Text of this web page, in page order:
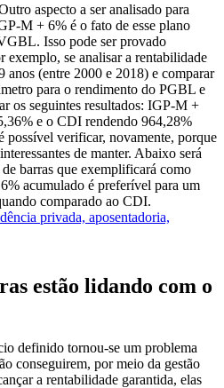
aspecto a ser analisado para
M + 6% é o fato de esse plano
Isso pode ser provado
exemplo, se analisar a rentabilidade
(entre 2000 e 2018) e comparar
para o rendimento do PGBL e
os seguintes resultados: IGP-M +
e o CDI rendendo 964,28%
possível verificar, novamente, porque
de manter. Abaixo será
barras que exemplificará como
acumulado é preferível para um
comparado ao CDI.
estão lidando com o
definido tornou-se um problema
conseguirem, por meio da gestão
a rentabilidade garantida, elas